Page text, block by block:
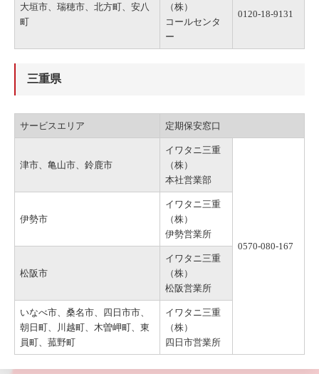
大垣市、瑞穂市、北方町、安八
町
（株）
コールセンタ
ー
0120-18-9131
三重県
サービスエリア 定期保安窓口
津市、亀山市、鈴鹿市
イワタニ三重
（株）
本社営業部
0570-080-167
伊勢市
イワタニ三重
（株）
伊勢営業所
松阪市
イワタニ三重
（株）
松阪営業所
いなべ市、桑名市、四日市市、
朝日町、川越町、木曽岬町、東
員町、菰野町
イワタニ三重
（株）
四日市営業所